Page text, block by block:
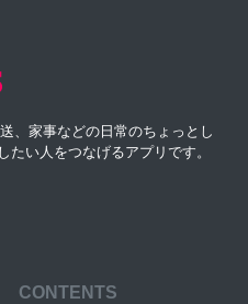
、家事などの日常のちょっとし
たい人をつなげるアプリです。
CONTENTS